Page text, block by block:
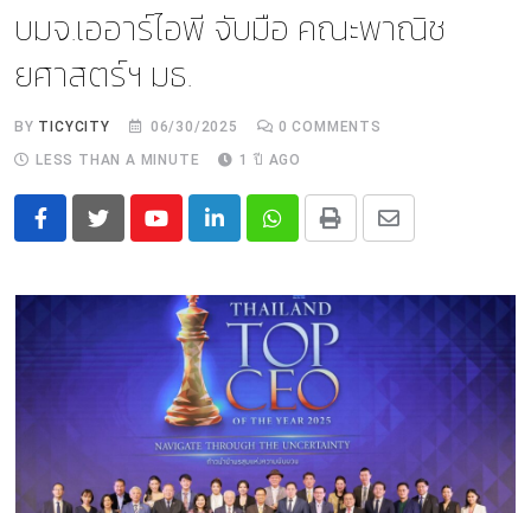
บมจ.เออาร์ไอพี จับมือ คณะพาณิช
ยศาสตร์ฯ มธ.
BY TICYCITY 06/30/2025 0 COMMENTS
LESS THAN A MINUTE
1 ปี AGO
YoutubeLinkedInWhatsapp
Print
Share
Email